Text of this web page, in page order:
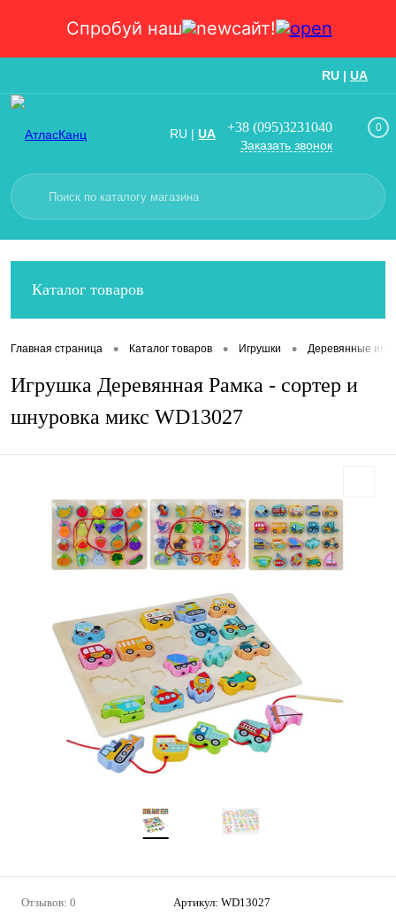
Спробуй наш сайт!
RU | UA
RU | UA +38 (095)3231040
Заказать звонок
0
Каталог товаров
Главная страница • Каталог товаров • Игрушки • Деревянные
Игрушка Деревянная Рамка - сортер и
шнуровка микс WD13027
Отзывов: 0 Артикул: WD13027